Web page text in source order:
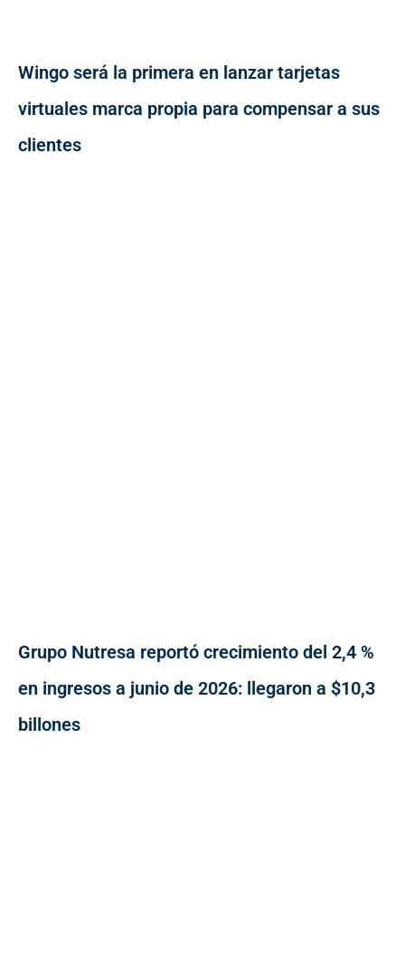
Wingo será la primera en lanzar tarjetas
virtuales marca propia para compensar a sus
clientes
Grupo Nutresa reportó crecimiento del 2,4 %
en ingresos a junio de 2026: llegaron a $10,3
billones